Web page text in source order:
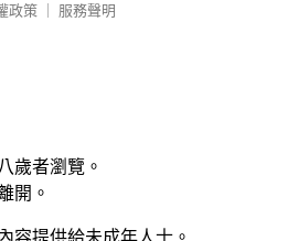
政策
服務聲明
歲者瀏覽。
開。
容提供給未成年人士。